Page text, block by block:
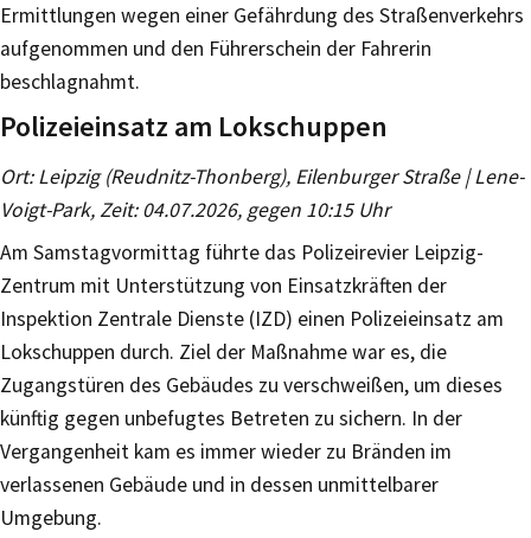
Ermittlungen wegen einer Gefährdung des Straßenverkehrs
aufgenommen und den Führerschein der Fahrerin
beschlagnahmt.
Polizeieinsatz am Lokschuppen
Ort: Leipzig (Reudnitz-Thonberg), Eilenburger Straße | Lene-
Voigt-Park, Zeit: 04.07.2026, gegen 10:15 Uhr
Am Samstagvormittag führte das Polizeirevier Leipzig-
Zentrum mit Unterstützung von Einsatzkräften der
Inspektion Zentrale Dienste (IZD) einen Polizeieinsatz am
Lokschuppen durch. Ziel der Maßnahme war es, die
Zugangstüren des Gebäudes zu verschweißen, um dieses
künftig gegen unbefugtes Betreten zu sichern. In der
Vergangenheit kam es immer wieder zu Bränden im
verlassenen Gebäude und in dessen unmittelbarer
Umgebung.